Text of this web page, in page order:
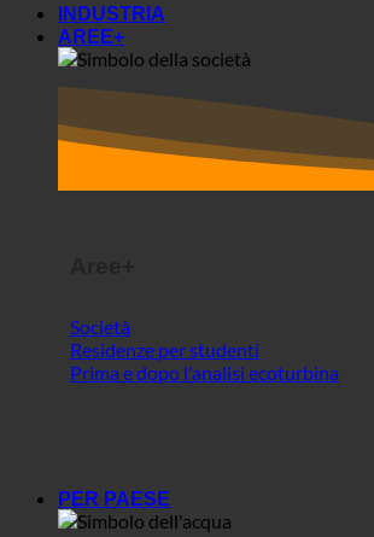
INDUSTRIA
AREE+
Società
Residenze per studenti
Prima e dopo l'analisi ecoturbina
PER PAESE